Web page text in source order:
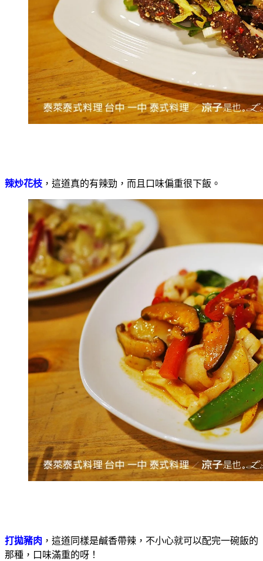
辣炒花枝 ，這道真的有辣勁，而且口味偏重很下飯。
打拋豬肉 ，這道同樣是鹹香帶辣，不小心就可以配完一碗飯的
那種，口味滿重的呀！